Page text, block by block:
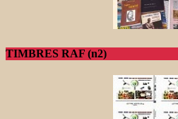
TIMBRES RAF (n2)